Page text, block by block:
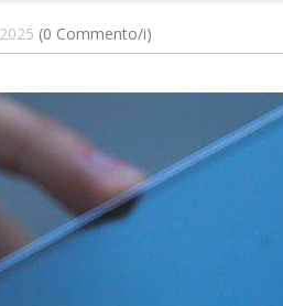
(0 Commento/i)